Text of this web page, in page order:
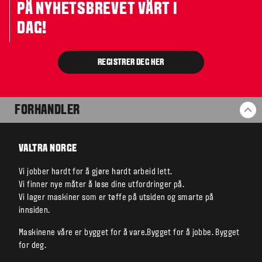
PÅ NYHETSBREVET VÅRT I
DAG!
REGISTRER DEG HER
FORHANDLER
VALTRA NORGE
Vi jobber hardt for å gjøre hardt arbeid lett.
Vi finner nye måter å løse dine utfordringer på.
Vi lager maskiner som er tøffe på utsiden og smarte på
innsiden.
Maskinene våre er bygget for å vare.Bygget for å jobbe. Bygget
for deg.